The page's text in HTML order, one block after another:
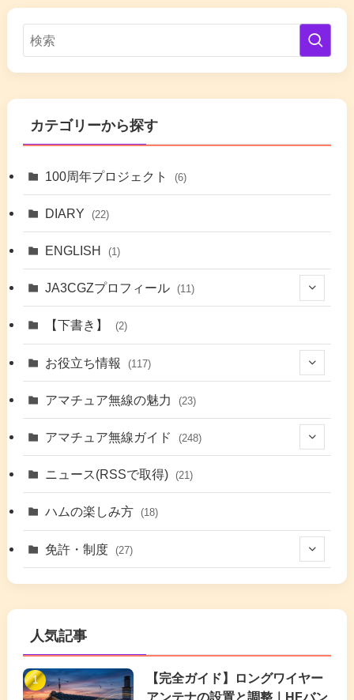
カテゴリーから探す
100周年プロジェクト (6)
DIARY (22)
ENGLISH (1)
JA3CGZプロフィール (11)
(7)
【下書き】 (2)
お役立ち情報 (117)
(48)
(9)
(17)
(6)
アマチュア無線の魅力 (23)
アマチュア無線ガイド (248)
(42)
(5)
(1)
(4)
(41)
(7) (7)
(16)
(7)
(63)
(7)
ニュース(RSSで取得) (21)
ハムの楽しみ方 (18)
免許・制度 (27)
(5)
(4)
(1)
人気記事
【完全ガイド】ロングワイヤー
アンテナの設置と調整｜HFバン